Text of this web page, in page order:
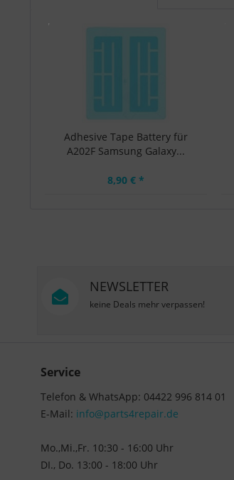
Adhesive Tape Battery für
A202F Samsung Galaxy...
8,90 € *
NEWSLETTER
keine Deals mehr verpassen!
Service
Telefon & WhatsApp: 04422 996 814 01
E-Mail: info@parts4repair.de
Mo.,Mi.,Fr. 10:30 - 16:00 Uhr
DI., Do. 13:00 - 18:00 Uhr